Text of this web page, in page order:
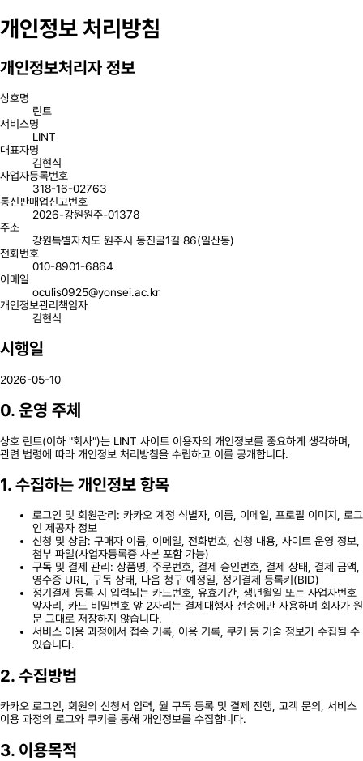
개인정보 처리방침
개인정보처리자 정보
상호명
린트
서비스명
LINT
대표자명
김현식
사업자등록번호
318-16-02763
통신판매업신고번호
2026-강원원주-01378
주소
강원특별자치도 원주시 동진골1길 86(일산동)
전화번호
010-8901-6864
이메일
oculis0925@yonsei.ac.kr
개인정보관리책임자
김현식
시행일
2026-05-10
0. 운영 주체
상호 린트(이하 "회사")는 LINT 사이트 이용자의 개인정보를 중요하게 생각하며,
관련 법령에 따라 개인정보 처리방침을 수립하고 이를 공개합니다.
1. 수집하는 개인정보 항목
로그인 및 회원관리: 카카오 계정 식별자, 이름, 이메일, 프로필 이미지, 로그
인 제공자 정보
신청 및 상담: 구매자 이름, 이메일, 전화번호, 신청 내용, 사이트 운영 정보,
첨부 파일(사업자등록증 사본 포함 가능)
구독 및 결제 관리: 상품명, 주문번호, 결제 승인번호, 결제 상태, 결제 금액,
영수증 URL, 구독 상태, 다음 청구 예정일, 정기결제 등록키(BID)
정기결제 등록 시 입력되는 카드번호, 유효기간, 생년월일 또는 사업자번호
앞자리, 카드 비밀번호 앞 2자리는 결제대행사 전송에만 사용하며 회사가 원
문 그대로 저장하지 않습니다.
서비스 이용 과정에서 접속 기록, 이용 기록, 쿠키 등 기술 정보가 수집될 수
있습니다.
2. 수집방법
카카오 로그인, 회원의 신청서 입력, 월 구독 등록 및 결제 진행, 고객 문의, 서비스
이용 과정의 로그와 쿠키를 통해 개인정보를 수집합니다.
3. 이용목적